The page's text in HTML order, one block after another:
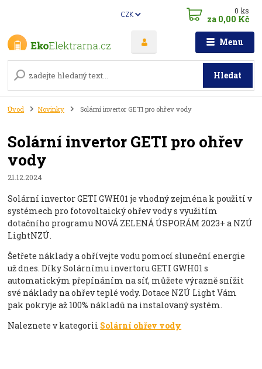
Menu
CZK
Hledat
0ks
za 0,00 Kč
Úvod Novinky Solární invertor GETI pro ohřev vody
Solární invertor GETI pro ohřev
vody
21.12.2024
Solární invertor GETI GWH01 je vhodný zejména k použití v
systémech pro fotovoltaický ohřev vody s využitím
dotačního programu NOVÁ ZELENÁ ÚSPORÁM 2023+ a NZÚ
LightNZÚ.
Šetřete náklady a ohřívejte vodu pomocí sluneční energie
už dnes. Díky Solárnímu invertoru GETI GWH01 s
automatickým přepínáním na síť, můžete výrazně snížit
své náklady na ohřev teplé vody. Dotace NZÚ Light Vám
pak pokryje až 100% nákladů na instalovaný systém.
Naleznete v kategorii Solární ohřev vody